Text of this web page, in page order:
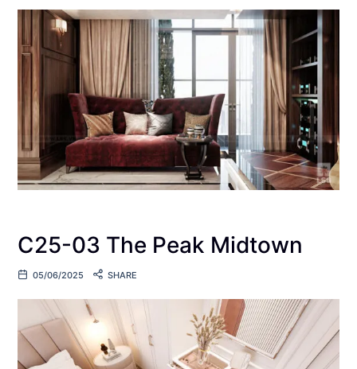
C25-03 The Peak Midtown
05/06/2025 SHARE